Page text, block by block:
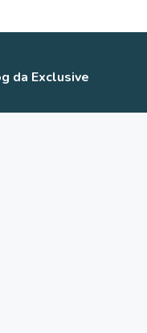
da Exclusive